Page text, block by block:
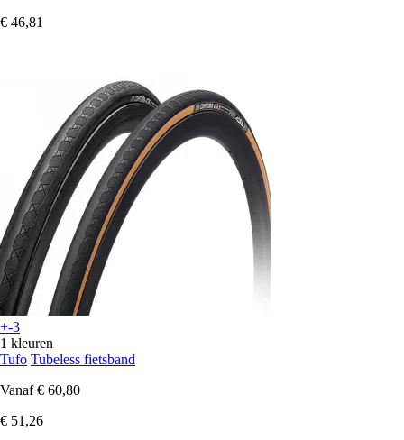
€ 46,81
+-3
1 kleuren
Tufo Tubeless fietsband
Vanaf € 60,80
€ 51,26